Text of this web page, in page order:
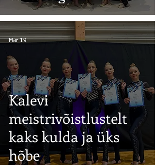
Kalevi
meistrivõistlustelt
kaks kulda ja üks
hõbe
Mar 19